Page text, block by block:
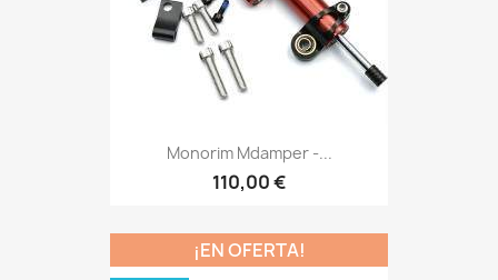
Monorim Mdamper -...
110,00 €
¡EN OFERTA!